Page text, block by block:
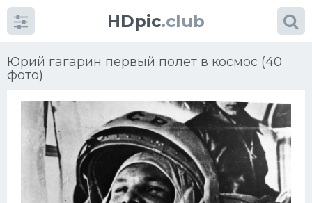
HDpic.club
Юрий гагарин первый полет в космос (40
фото)
Категории